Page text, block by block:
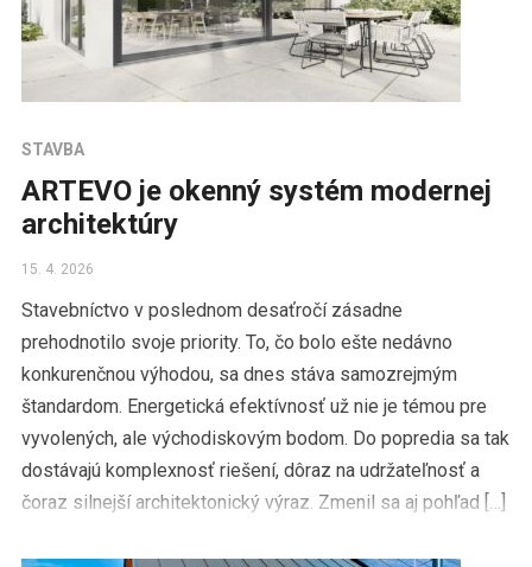
STAVBA
ARTEVO je okenný systém modernej
architektúry
15. 4. 2026
Stavebníctvo v poslednom desaťročí zásadne
prehodnotilo svoje priority. To, čo bolo ešte nedávno
konkurenčnou výhodou, sa dnes stáva samozrejmým
štandardom. Energetická efektívnosť už nie je témou pre
vyvolených, ale východiskovým bodom. Do popredia sa tak
dostávajú komplexnosť riešení, dôraz na udržateľnosť a
čoraz silnejší architektonický výraz. Zmenil sa aj pohľad […]